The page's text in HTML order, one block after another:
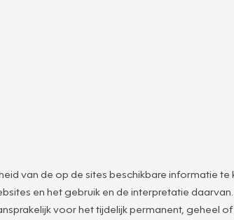
van de op de sites beschikbare informatie te
en het gebruik en de interpretatie
voor het tijdelijk permanent, geheel